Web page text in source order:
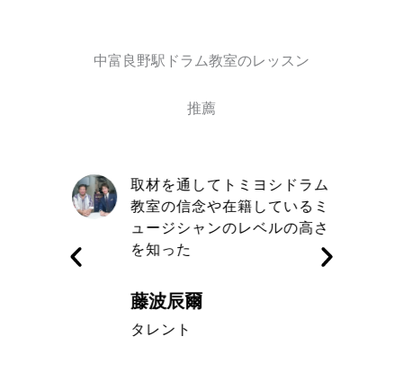
中富良野駅ドラム教室のレッスン
推薦
取材を通してトミヨシドラム
教室の信念や在籍しているミ
ュージシャンのレベルの高さ
を知った
藤波辰爾
タレント